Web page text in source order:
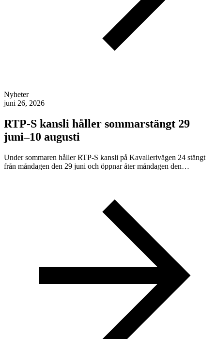
Nyheter
juni 26, 2026
RTP-S kansli håller sommarstängt 29
juni–10 augusti
Under sommaren håller RTP-S kansli på Kavallerivägen 24 stängt
från måndagen den 29 juni och öppnar åter måndagen den…